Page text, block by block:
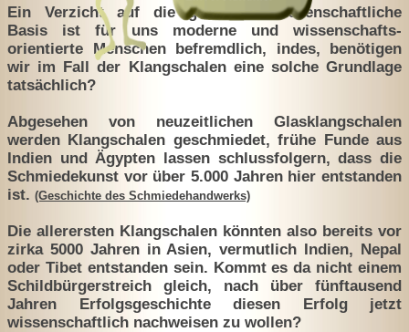
Ein Verzicht auf die gewohnte wissenschaftliche
Basis ist für uns moderne und wissenschafts-
orientierte Menschen befremdlich, indes, benötigen
wir im Fall der Klangschalen eine solche Grundlage
tatsächlich?
Abgesehen von neuzeitlichen Glasklangschalen
werden Klangschalen geschmiedet, frühe Funde aus
Indien und Ägypten lassen schlussfolgern, dass die
Schmiedekunst vor über 5.000 Jahren hier entstanden
ist. (Geschichte des Schmiedehandwerks)
Die allerersten Klangschalen könnten also bereits vor
zirka 5000 Jahren in Asien, vermutlich Indien, Nepal
oder Tibet entstanden sein. Kommt es da nicht einem
Schildbürgerstreich gleich, nach über fünftausend
Jahren Erfolgsgeschichte diesen Erfolg jetzt
wissenschaftlich nachweisen zu wollen?